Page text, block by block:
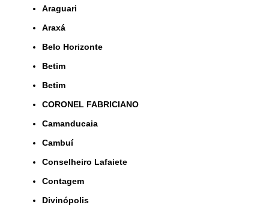
Araguari
Araxá
Belo Horizonte
Betim
Betim
CORONEL FABRICIANO
Camanducaia
Cambuí
Conselheiro Lafaiete
Contagem
Divinópolis